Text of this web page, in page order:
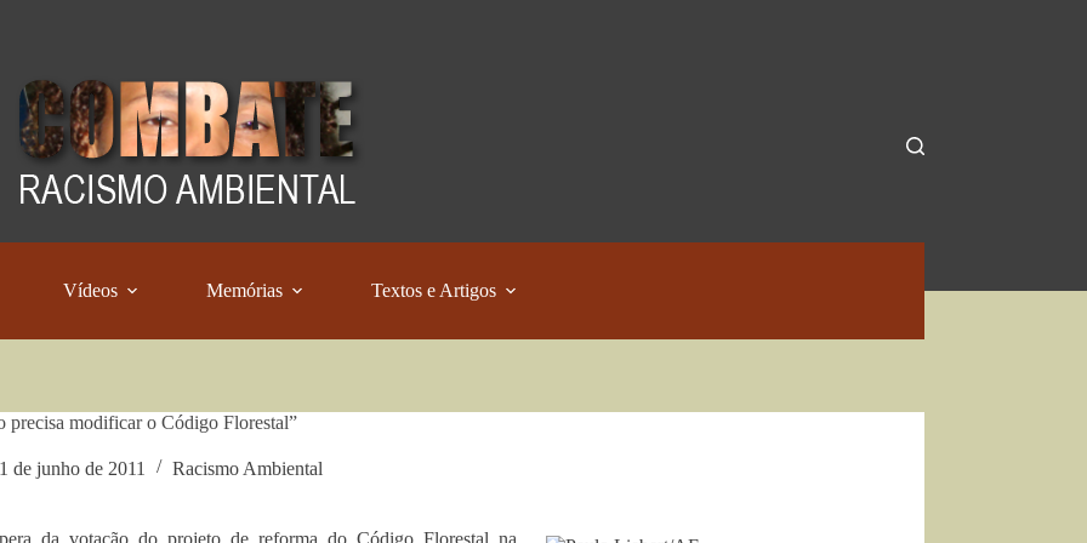
Vídeos Memórias Textos e Artigos
precisa modificar o Código Florestal”
de junho de 2011 Racismo Ambiental
da votação do projeto de reforma do Código Florestal na